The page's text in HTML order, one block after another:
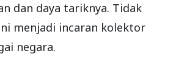
dan daya tariknya. Tidak
menjadi incaran kolektor
negara.